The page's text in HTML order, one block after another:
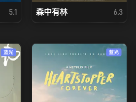
5.1 森中有林 6.3
蓝光 蓝光